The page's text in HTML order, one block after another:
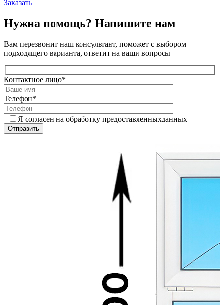
Заказать
Нужна помощь? Напишите нам
Вам перезвонит наш консультант, поможет с выбором
подходящего варианта, ответит на ваши вопросы
Контактное лицо*
Телефон*
Я согласен на обработку предоставленныхданных